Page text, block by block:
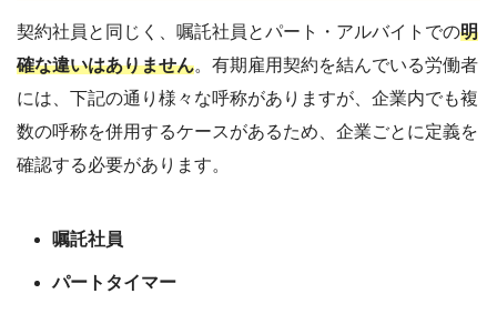
契約社員と同じく、嘱託社員とパート・アルバイトでの明
確な違いはありません。有期雇用契約を結んでいる労働者
には、下記の通り様々な呼称がありますが、企業内でも複
数の呼称を併用するケースがあるため、企業ごとに定義を
確認する必要があります。
嘱託社員
パートタイマー